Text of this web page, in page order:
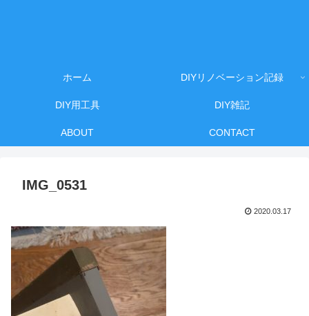
ホーム DIYリノベーション記録
DIY用工具 DIY雑記
ABOUT CONTACT
IMG_0531
2020.03.17